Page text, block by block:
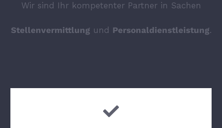
Wir sind Ihr kompetenter Partner in Sachen
Stellenvermittlung und Personaldienstleistung.